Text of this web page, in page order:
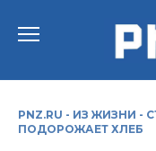
PNZ.RU - ИЗ ЖИЗНИ -
ПОДОРОЖАЕТ ХЛЕБ